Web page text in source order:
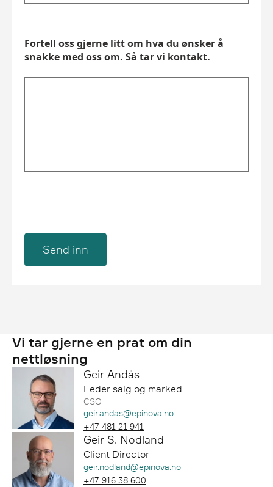
Fortell oss gjerne litt om hva du ønsker å
snakke med oss om. Så tar vi kontakt.
Send inn
Vi tar gjerne en prat om din
nettløsning
Geir Andås
Leder salg og marked
CSO
geir.andas@epinova.no
+47 481 21 941
Geir S. Nodland
Client Director
geir.nodland@epinova.no
+47 916 38 600